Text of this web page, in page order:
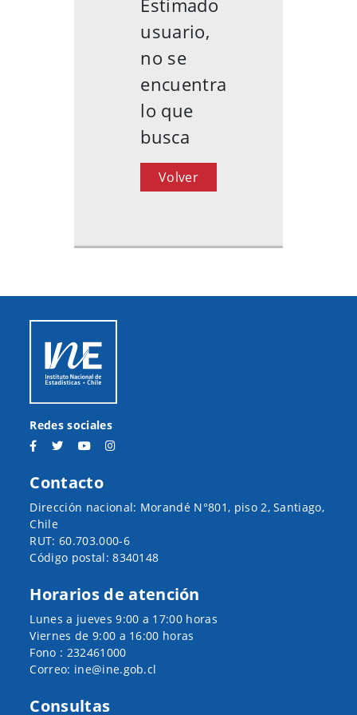
usuario,
no se
encuentra
lo que
busca
Volver
Redes sociales
Contacto
Dirección nacional: Morandé N°801, piso 2, Santiago,
Chile
RUT: 60.703.000-6
Código postal: 8340148
Horarios de atención
Lunes a jueves 9:00 a 17:00 horas
Viernes de 9:00 a 16:00 horas
Fono : 232461000
Correo: ine@ine.gob.cl
Consultas